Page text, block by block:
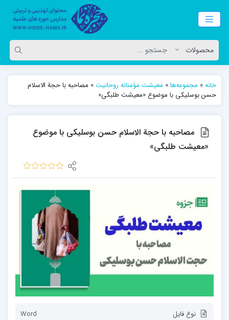
خانه» مجموعه‌ها» معیشت مؤمنانه روحانیت» مصاحبه با حجة الاسلام
حسن بوسلیکی با موضوع «معیشت طلبگی»
مصاحبه با حجة الاسلام حسن بوسلیکی با موضوع
«معیشت طلبگی»
نوع فایل Word